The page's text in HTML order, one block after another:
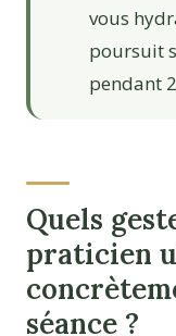
vous
poursuit
pendant
Quels
praticien
séance ?